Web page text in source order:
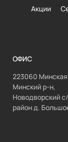
Акции
ОФИС
223060
Минский р-н,
Новодворский
район д.